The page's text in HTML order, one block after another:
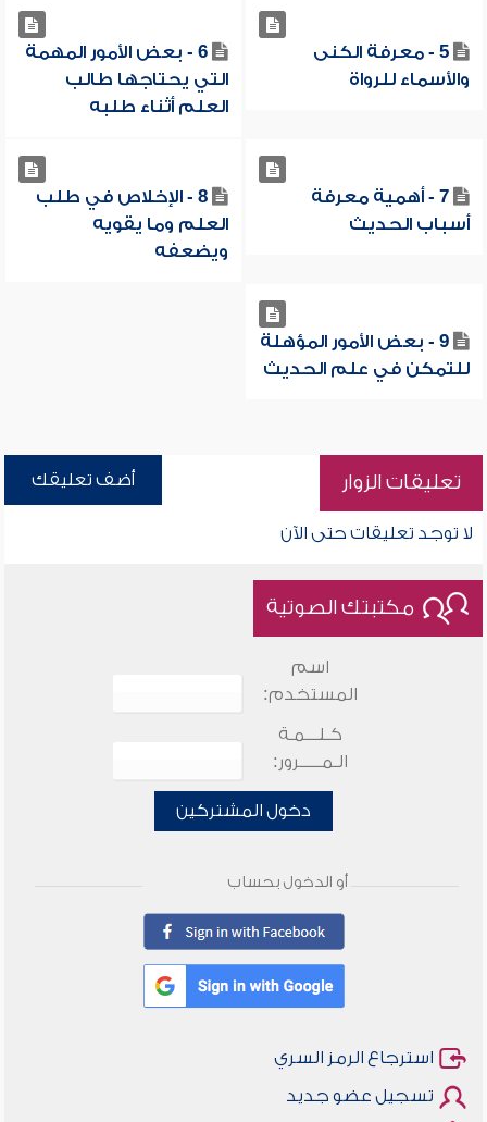
5 - معرفة الكنى
والأسماء للرواة
6 - بعض الأمور المهمة
التي يحتاجها طالب
العلم أثناء طلبه
7 - أهمية معرفة
أسباب الحديث
8 - الإخلاص في طلب
العلم وما يقويه
ويضعفه
9 - بعض الأمور المؤهلة
للتمكن في علم الحديث
تعليقات الزوار أضف تعليقك
لا توجد تعليقات حتى الآن
مكتبتك الصوتية
اسم
المستخدم:
كـلـــمـة
الـمـــــرور:
دخول المشتركين
أو الدخول بحساب
استرجاع الرمز السري
تسجيل عضو جديد